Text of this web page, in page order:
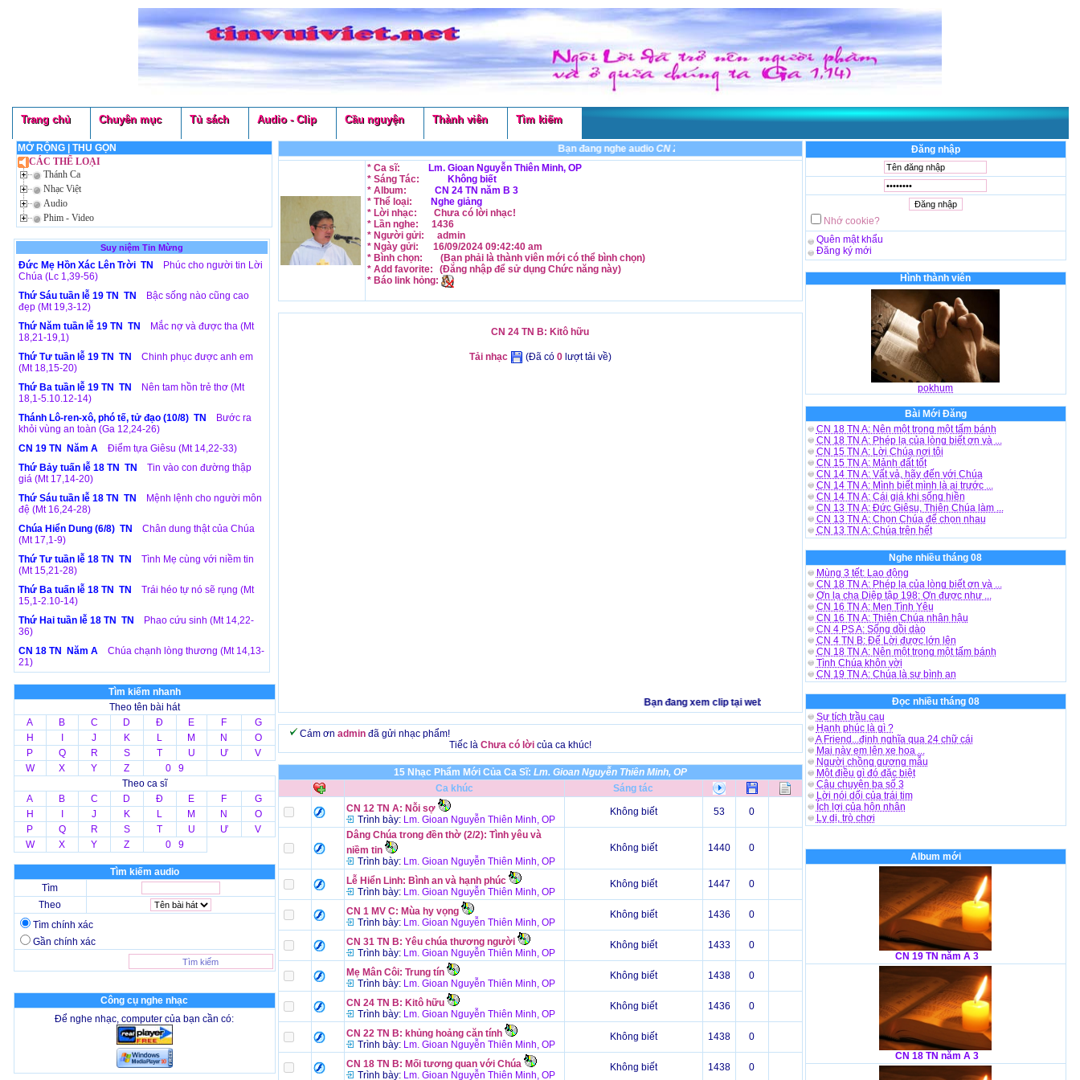
Trang chủ Chuyên mục Tủ sách Audio - Clip Cầu nguyện Thành viên Tìm kiếm
MỞ RỘNG
THU GỌN
CÁC THỂ LOẠI
Thánh Ca
Nhạc Việt
Audio
Phim - Video
Suy niệm Tin Mừng
Đức Mẹ Hồn Xác Lên Trời TN
Phúc cho người tin Lời
Chúa (Lc 1,39-56)
Thứ Sáu tuần lễ 19 TN TN
Bậc sống nào cũng cao
đẹp (Mt 19,3-12)
Thứ Năm tuần lễ 19 TN TN
Mắc nợ và được tha (Mt
18,21-19,1)
Thứ Tư tuần lễ 19 TN TN
Chinh phục được anh em
(Mt 18,15-20)
Thứ Ba tuần lễ 19 TN TN
Nên tam hồn trẻ thơ (Mt
18,1-5.10.12-14)
Thánh Lô-ren-xô, phó tế, tử đạo (10/8) TN
Bước ra
khỏi vùng an toàn (Ga 12,24-26)
CN 19 TN Năm A
Điểm tựa Giêsu (Mt 14,22-33)
Thứ Bảy tuấn lễ 18 TN TN
Tin vào con đường thập
giá (Mt 17,14-20)
Thứ Sáu tuần lễ 18 TN TN
Mệnh lệnh cho người môn
đệ (Mt 16,24-28)
Chúa Hiển Dung (6/8) TN
Chân dung thật của Chúa
(Mt 17,1-9)
Thứ Tư tuần lễ 18 TN TN
Tình Mẹ cùng với niềm tin
(Mt 15,21-28)
Thứ Ba tuấn lễ 18 TN TN
Trái héo tự nó sẽ rụng (Mt
15,1-2.10-14)
Thứ Hai tuần lễ 18 TN TN
Phao cứu sinh (Mt 14,22-
36)
CN 18 TN Năm A
Chúa chạnh lòng thương (Mt 14,13-
21)
Tìm kiếm nhanh
Theo tên bài hát
A
B C D Đ E F
G
H
J K L M N
O
P
Q R S T U Ư
V
W
X Y Z
0 9
Theo ca sĩ
A
B C D Đ E F
G
H
J K L M N
O
P
Q R S T U Ư
V
W
X Y Z 0 9
Tìm kiếm audio
Tìm
Theo
Tìm chính xác
Gần chính xác
Công cụ nghe nhạc
Để nghe nhạc, computer của bạn cần có:
Bạn đang nghe audioCN 24 TN B: Kitô hữu Lm. Gioan Nguyễn Thiên Minh, OP
* Ca sĩ:
Lm. Gioan Nguyễn Thiên Minh, OP
* Sáng Tác:
Không biết
* Album:
CN 24 TN năm B 3
* Thể loại:
Nghe giảng
* Lời nhạc:
Chưa có lời nhạc!
* Lần nghe:
1436
* Người gửi:
admin
* Ngày gửi:
16/09/2024 09:42:40 am
* Bình chọn:
(Bạn phải là thành viên mới có thể bình chọn)
* Add favorite:
(Đăng nhập để sử dụng Chức năngnày)
* Báo link hỏng:
CN 24 TN B: Kitô hữu
Tải nhạc (Đã có 0lượt tải về)
Bạn đang xem clip tại website http://www.tinvuiviet.net - chúc bạn vui vẻ - Khi phát hiện có nhạc
Cám ơn adminđã gửi nhạc phẩm!
Tiếc là Chưa có lờicủa ca khúc!
15 Nhạc Phẩm Mới Của Ca Sĩ: Lm. Gioan Nguyễn Thiên Minh, OP
Ca khúc
Sáng tác
CN 12 TN A: Nỗi sợ
Trình bày: Lm. Gioan Nguyễn Thiên Minh, OP
Không biết 53 0
Dâng Chúa trong đền thờ (2/2): Tình yêu và
niềm tin
Trình bày: Lm. Gioan Nguyễn Thiên Minh, OP
Không biết 1440 0
Lễ Hiển Linh: Bình an và hạnh phúc
Trình bày: Lm. Gioan Nguyễn Thiên Minh, OP
Không biết 1447 0
CN 1 MV C: Mùa hy vọng
Trình bày: Lm. Gioan Nguyễn Thiên Minh, OP
Không biết 1436 0
CN 31 TN B: Yêu chúa thương người
Trình bày: Lm. Gioan Nguyễn Thiên Minh, OP
Không biết 1433 0
Mẹ Mân Côi: Trung tín
Trình bày: Lm. Gioan Nguyễn Thiên Minh, OP
Không biết 1438 0
CN 24 TN B: Kitô hữu
Trình bày: Lm. Gioan Nguyễn Thiên Minh, OP
Không biết 1436 0
CN 22 TN B: khủng hoảng căn tính
Trình bày: Lm. Gioan Nguyễn Thiên Minh, OP
Không biết 1438 0
CN 18 TN B: Mối tương quan với Chúa
Trình bày: Lm. Gioan Nguyễn Thiên Minh, OP
Không biết 1438 0
Đăng nhập
Nhớ cookie?
Quên mật khẩu
Đăng ký mới
Hình thành viên
pokhum
Bài Mới Đăng
CN 18 TN A: Nên một trong một tấm bánh
CN 18 TN A: Phép lạ của lòng biết ơn và ...
CN 15 TN A: Lời Chúa nơi tôi
CN 15 TN A: Mảnh đất tốt
CN 14 TN A: Vất vả, hãy đến với Chúa
CN 14 TN A: Mình biết mình là ai trước ...
CN 14 TN A: Cái giá khi sống hiền
CN 13 TN A: Đức Giêsu, Thiên Chúa làm ...
CN 13 TN A: Chọn Chúa để chọn nhau
CN 13 TN A: Chúa trên hết
Nghe nhiều tháng 08
Mùng 3 tết: Lao động
CN 18 TN A: Phép lạ của lòng biết ơn và ...
Ơn lạ cha Diệp tập 198: Ơn được như ...
CN 16 TN A: Men Tình Yêu
CN 16 TN A: Thiên Chúa nhân hậu
CN 4 PS A: Sống dồi dào
CN 4 TN B: Để Lời được lớn lên
CN 18 TN A: Nên một trong một tấm bánh
Tình Chúa khôn vời
CN 19 TN A: Chúa là sự bình an
Đọc nhiều tháng 08
Sự tích trầu cau
Hạnh phúc là gì ?
A Friend...định nghĩa qua 24 chữ cái
Mai này em lên xe hoa ...
Người chồng gương mẫu
Một điều gì đó đặc biệt
Câu chuyện ba số 3
Lời nói dối của trái tim
Ích lợi của hôn nhân
Ly dị, trò chơi
Album mới
CN 19 TN năm A 3
CN 18 TN năm A 3